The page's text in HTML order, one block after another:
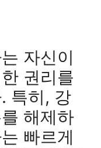
자신이
권리를
특히, 강
해제하
빠르게